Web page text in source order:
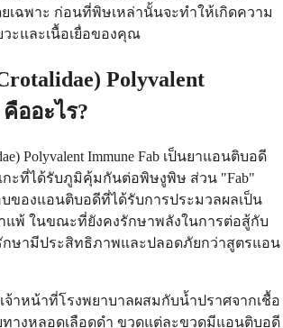
เฉพาะ ก่อนที่พิษเหล่านั้นจะทำให้เกิดความ
วะและเนื้อเยื่อของคุณ
Polyvalent
ออะไร?
Polyvalent Immune Fab เป็นยาแอนติบอดี
ะที่ได้รับภูมิคุ้มกันต่อพิษงูพิษ ส่วน "Fab"
ของแอนติบอดีที่ได้รับการประมวลผลเป็น
แพ้ ในขณะที่ยังคงรักษาพลังในการต่อสู้กับ
กษามีประสิทธิภาพและปลอดภัยกว่าสูตรแอน
จ้าหน้าที่โรงพยาบาลผสมกับน้ำปราศจากเชื้อ
ทางหลอดเลือดดำ ขวดแต่ละขวดมีแอนติบอดี